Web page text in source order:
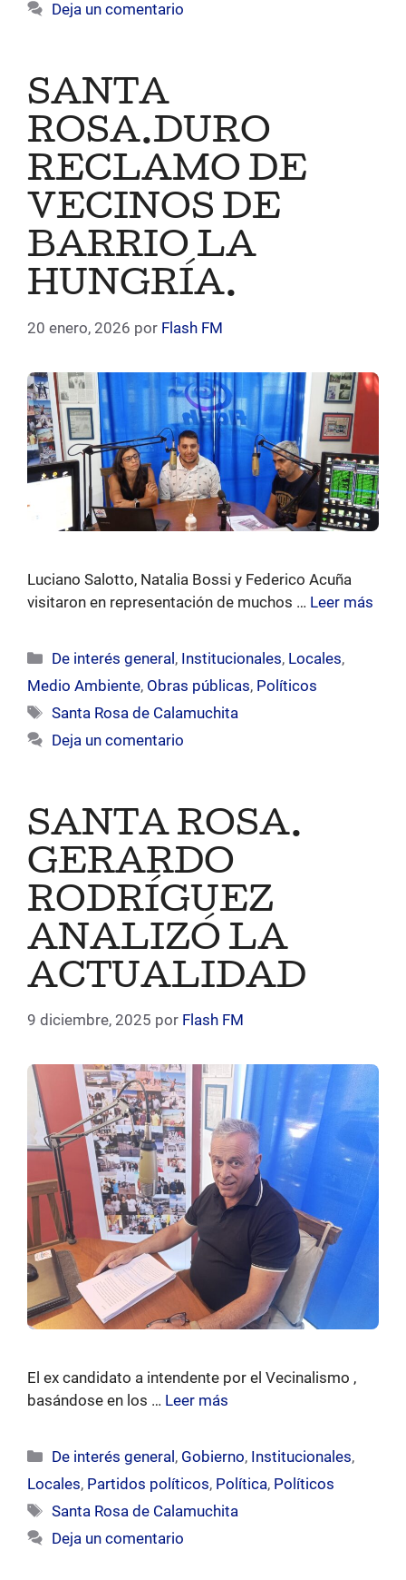
Deja un comentario
SANTA
ROSA.DURO
RECLAMO DE
VECINOS DE
BARRIO LA
HUNGRÍA.
20 enero, 2026 por Flash FM
Luciano Salotto, Natalia Bossi y Federico Acuña
visitaron en representación de muchos … Leer más
Categorías
De interés general, Institucionales, Locales,
Medio Ambiente, Obras públicas, Políticos
Etiquetas
Santa Rosa de Calamuchita
Deja un comentario
SANTA ROSA.
GERARDO
RODRÍGUEZ
ANALIZÓ LA
ACTUALIDAD
9 diciembre, 2025 por Flash FM
El ex candidato a intendente por el Vecinalismo ,
basándose en los … Leer más
Categorías
De interés general , Gobierno, Institucionales,
Locales, Partidos políticos, Política, Políticos
Etiquetas
Santa Rosa de Calamuchita
Deja un comentario